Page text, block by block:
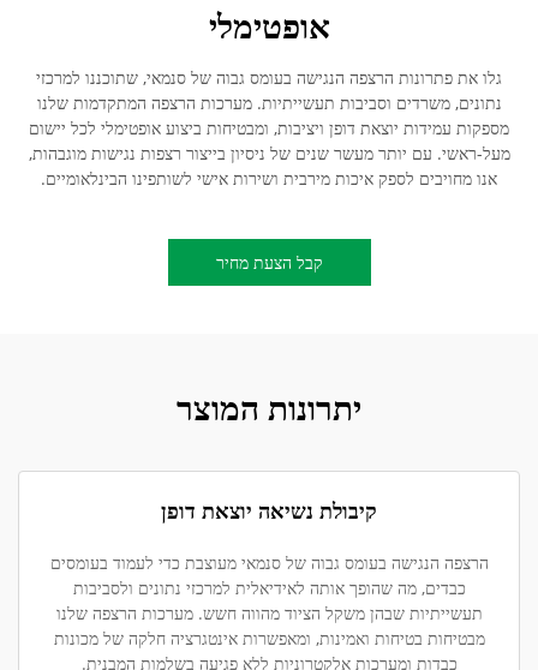
אופטימלי
גלו את פתרונות הרצפה הנגישה בעומס גבוה של סנמאי, שתוכננו למרכזי
נתונים, משרדים וסביבות תעשייתיות. מערכות הרצפה המתקדמות שלנו
מספקות עמידות יוצאת דופן ויציבות, ומבטיחות ביצוע אופטימלי לכל יישום
מעל-ראשי. עם יותר מעשר שנים של ניסיון בייצור רצפות נגישות מוגבהות,
אנו מחויבים לספק איכות מירבית ושירות אישי לשותפינו הבינלאומיים.
קבל הצעת מחיר
יתרונות המוצר
קיבולת נשיאה יוצאת דופן
הרצפה הנגישה בעומס גבוה של סנמאי מעוצבת כדי לעמוד בעומסים
כבדים, מה שהופך אותה לאידיאלית למרכזי נתונים ולסביבות
תעשייתיות שבהן משקל הציוד מהווה חשש. מערכות הרצפה שלנו
מבטיחות בטיחות ואמינות, ומאפשרות אינטגרציה חלקה של מכונות
כבדות ומערכות אלקטרוניות ללא פגיעה בשלמות המבנית.